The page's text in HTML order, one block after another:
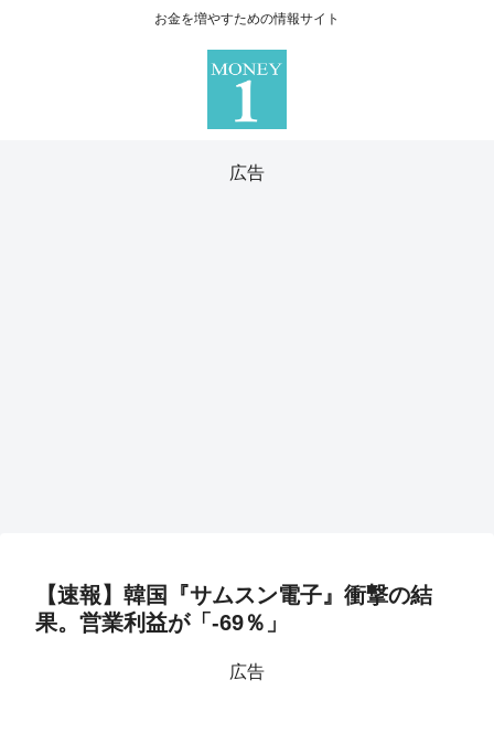
お金を増やすための情報サイト
広告
【速報】韓国『サムスン電子』衝撃の結
果。営業利益が「-69％」
広告